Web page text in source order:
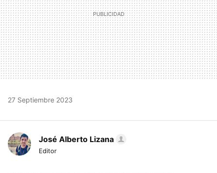
27 Septiembre 2023
José Alberto Lizana
Editor